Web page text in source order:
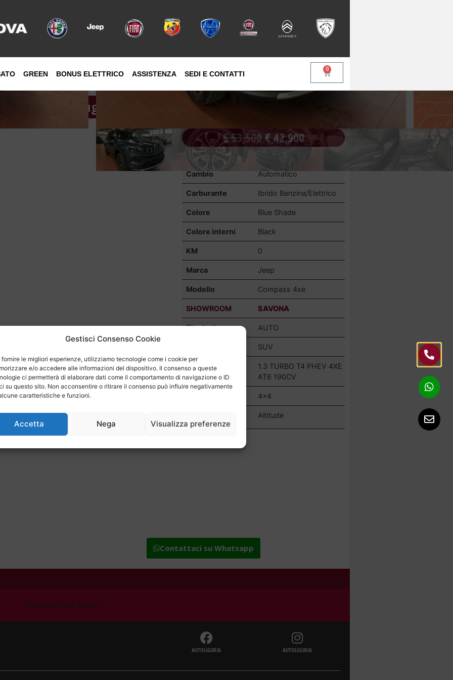
Gestisci Consenso Cookie
fornire le migliori esperienze, utilizziamo tecnologie come i cookie per
e/o accedere alle informazioni del dispositivo. Il consenso a queste
ci permetterà di elaborare dati come il comportamento di navigazione o ID
su questo sito. Non acconsentire o ritirare il consenso può influire negativamente
caratteristiche e funzioni.
Accetta Nega Visualizza preferenze
GREEN BONUS ELETTRICO ASSISTENZA SEDI E CONTATTI
0
Altitude Plug In 1.3 190cv 4xe
€53,500€42,900
Cambio Automatico
Carburante Ibrido Benzina/Elettrico
Colore Blue Shade
Colore interni Black
KM 0
Marca Jeep
Modello Compass 4xe
SHOWROOM SAVONA
Tipologia AUTO
SUV
Motore
1.3 TURBO T4 PHEV 4XE
AT6 190CV
4×4
Altitude
Contattaci su Whatsapp
Products not found
AUTOLIGURIA AUTOLIGURIA